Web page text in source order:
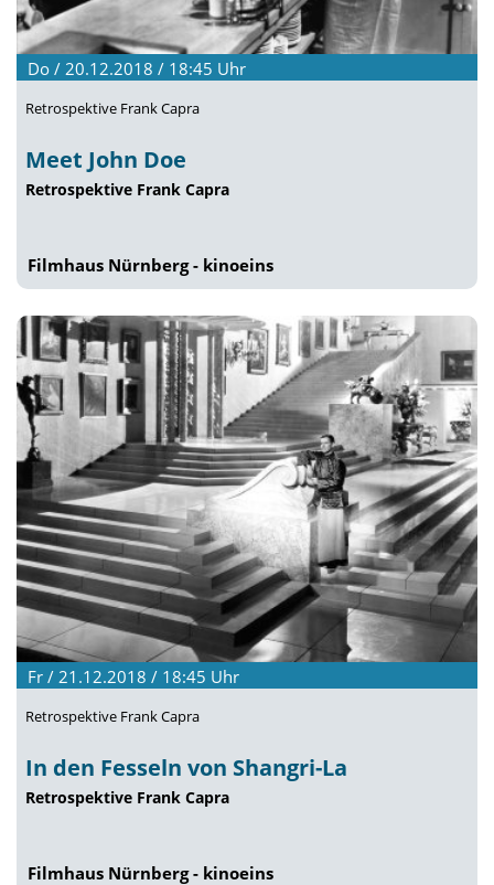
Do / 20.12.2018 / 18:45 Uhr
Retrospektive Frank Capra
Meet John Doe
Retrospektive Frank Capra
Filmhaus Nürnberg - kinoeins
Fr / 21.12.2018 / 18:45 Uhr
Retrospektive Frank Capra
In den Fesseln von Shangri-La
Retrospektive Frank Capra
Filmhaus Nürnberg - kinoeins